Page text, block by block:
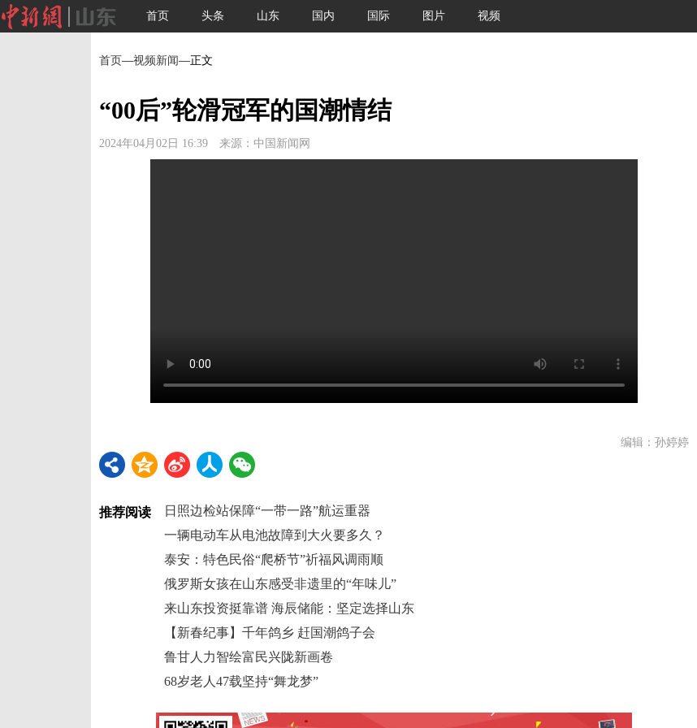
首页 头条 山东 国内 国际 图片 视频
首页—视频新闻—正文
“00后”轮滑冠军的国潮情结
2024年04月02日 16:39 来源：中国新闻网
编辑：孙婷婷
推荐阅读
日照边检站保障“一带一路”航运重器
一辆电动车从电池故障到大火要多久？
泰安：特色民俗“爬桥节”祈福风调雨顺
俄罗斯女孩在山东感受非遗里的“年味儿”
来山东投资挺靠谱 海辰储能：坚定选择山东
【新春纪事】千年鸽乡 赶国潮鸽子会
鲁甘人力智绘富民兴陇新画卷
68岁老人47载坚持“舞龙梦”